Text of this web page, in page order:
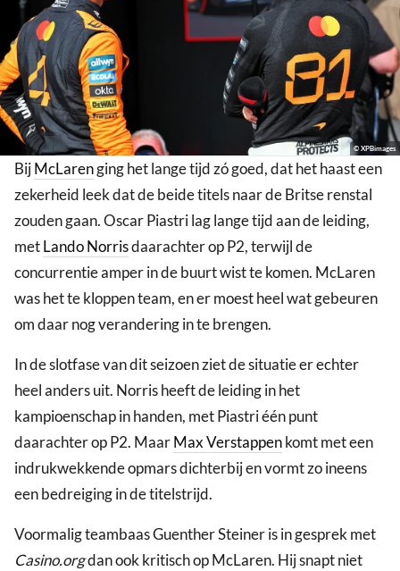
© XPBimages
BijMcLarenging het lange tijd zó goed, dat het haast een
zekerheid leek dat de beide titels naar de Britse renstal
zouden gaan. Oscar Piastri lag lange tijd aan de leiding,
metLando Norrisdaarachter op P2, terwijl de
concurrentie amper in de buurt wist te komen. McLaren
was het te kloppen team, en er moest heel wat gebeuren
om daar nog verandering in te brengen.
In de slotfase van dit seizoen ziet de situatie er echter
heel anders uit. Norris heeft de leiding in het
kampioenschap in handen, met Piastri één punt
daarachter op P2. MaarMax Verstappenkomt met een
indrukwekkende opmars dichterbij en vormt zo ineens
een bedreiging in de titelstrijd.
Voormalig teambaas Guenther Steiner is in gesprek met
Casino.orgdan ook kritisch op McLaren. Hij snapt niet